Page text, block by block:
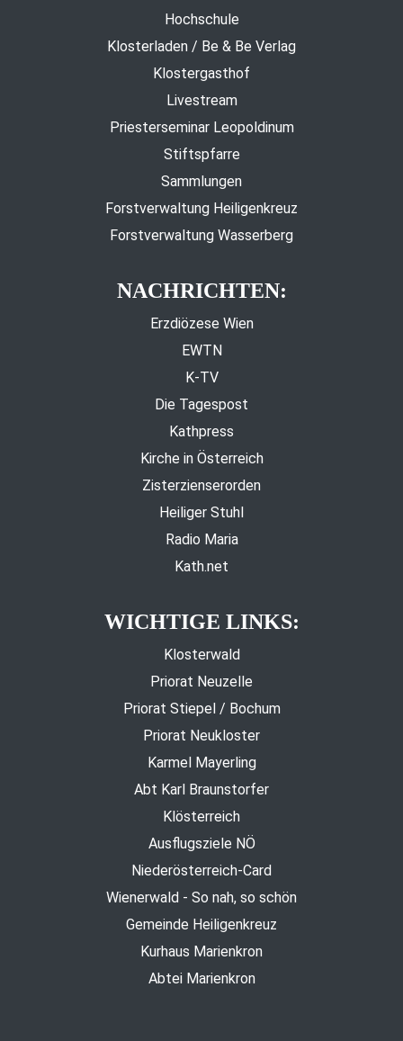
Hochschule
Klosterladen / Be & Be Verlag
Klostergasthof
Livestream
Priesterseminar Leopoldinum
Stiftspfarre
Sammlungen
Forstverwaltung Heiligenkreuz
Forstverwaltung Wasserberg
NACHRICHTEN:
Erzdiözese Wien
EWTN
K-TV
Die Tagespost
Kathpress
Kirche in Österreich
Zisterzienserorden
Heiliger Stuhl
Radio Maria
Kath.net
WICHTIGE LINKS:
Klosterwald
Priorat Neuzelle
Priorat Stiepel / Bochum
Priorat Neukloster
Karmel Mayerling
Abt Karl Braunstorfer
Klösterreich
Ausflugsziele NÖ
Niederösterreich-Card
Wienerwald - So nah, so schön
Gemeinde Heiligenkreuz
Kurhaus Marienkron
Abtei Marienkron